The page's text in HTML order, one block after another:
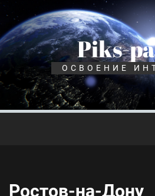
Перейти
содержимому
Piks-
ОСВОЕНИЕ
Ростов-на-Дону